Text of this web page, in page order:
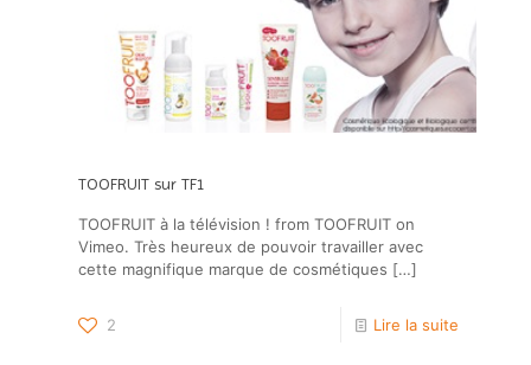
TOOFRUIT sur TF1
TOOFRUIT à la télévision ! from TOOFRUIT on
Vimeo. Très heureux de pouvoir travailler avec
cette magnifique marque de cosmétiques […]
2 Lire la suite